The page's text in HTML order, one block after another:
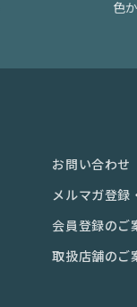
色
お問い合わせ
メルマガ登録
会員登録のご
取扱店舗のご